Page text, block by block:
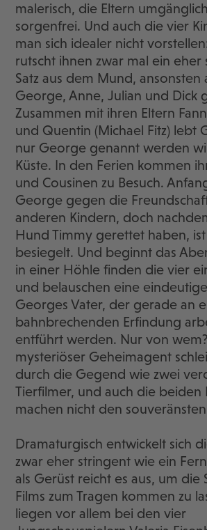
malerisch, die Eltern
sorgenfrei. Und auch die vier
man sich idealer nicht
rutscht ihnen zwar mal ein
Satz aus dem Mund, ansonsten
George, Anne, Julian und Dick
Zusammen mit ihren Eltern
und Quentin (Michael Fitz) lebt
nur George genannt werden
Küste. In den Ferien kommen
und Cousinen zu Besuch.
George gegen die
anderen Kindern, doch
Hund Timmy gerettet haben,
besiegelt. Und beginnt das
in einer Höhle finden die vier
und belauschen eine
Georges Vater, der gerade an
bahnbrechenden Erfindung
entführt werden. Nur von
mysteriöser Geheimagent
durch die Gegend wie zwei
Tierfilmer, und auch die beiden
machen nicht den
Dramaturgisch entwickelt sich
zwar eher stringent wie ein
als Gerüst reicht es aus, um die
Films zum Tragen kommen zu
liegen vor allem bei den vier